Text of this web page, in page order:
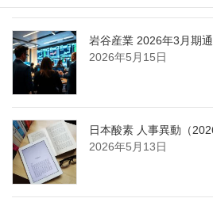
岩谷産業 2026年3月期
2026年5月15日
日本酸素 人事異動（
2026年5月13日